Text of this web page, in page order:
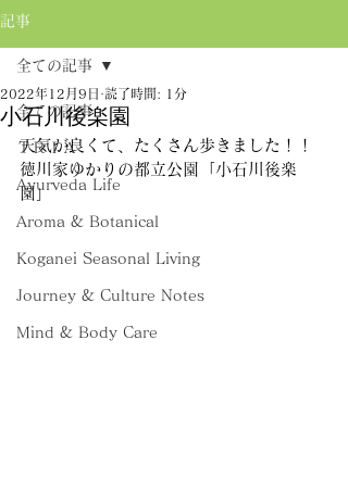
記事
全ての記事
ＴＲＩＡ
Ayurveda Life
Aroma & Botanical
Koganei Seasonal Living
Journey & Culture Notes
Mind & Body Care
全ての記事
小石川後楽園
2022年12月9日 読了時間: 1分
天気が良くて、たくさん歩きました！！
徳川家ゆかりの都立公園「小石川後楽
園」